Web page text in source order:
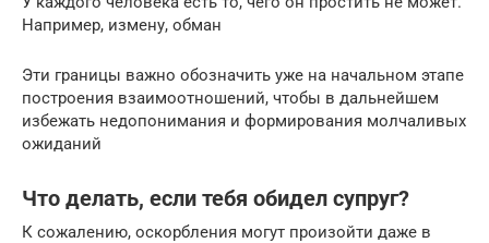
Например, измену, обман
Эти границы важно обозначить уже на начальном этапе
построения взаимоотношений, чтобы в дальнейшем
избежать недопонимания и формирования молчаливых
ожиданий
Что делать, если тебя обидел супруг?
К сожалению, оскорбления могут произойти даже в